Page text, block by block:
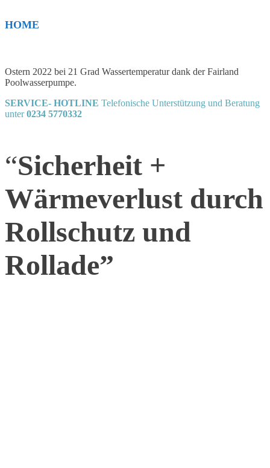
HOME
Ostern 2022 bei 21 Grad Wassertemperatur dank der Fairland
Poolwasserpumpe.
SERVICE- HOTLINE Telefonische Unterstützung und Beratung
unter0234 5770332
“Sicherheit +
Wärmeverlust durch
Rollschutz und
Rollade”